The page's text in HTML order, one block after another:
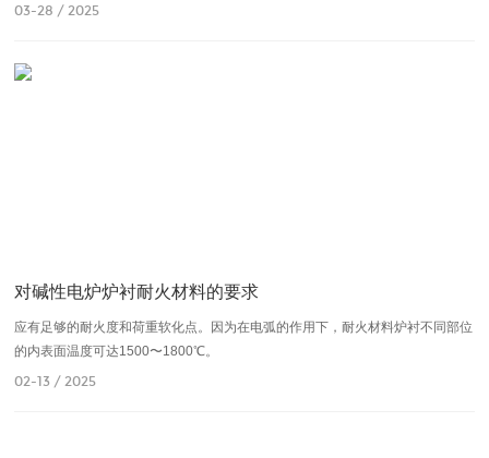
03-28 / 2025
对碱性电炉炉衬耐火材料的要求
应有足够的耐火度和荷重软化点。因为在电弧的作用下，耐火材料炉衬不同部位
的内表面温度可达1500〜1800℃。
02-13 / 2025